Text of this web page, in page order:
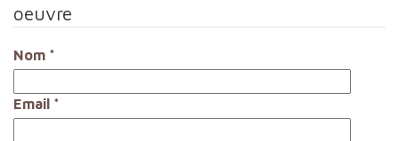
oeuvre
Nom *
Email *